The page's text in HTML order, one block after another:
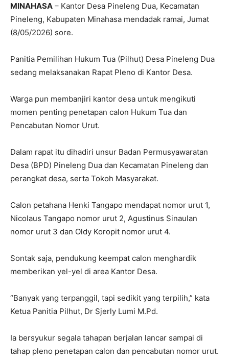
MINAHASA – Kantor Desa Pineleng Dua, Kecamatan
Pineleng, Kabupaten Minahasa mendadak ramai, Jumat
(8/05/2026) sore.
Panitia Pemilihan Hukum Tua (Pilhut) Desa Pineleng Dua
sedang melaksanakan Rapat Pleno di Kantor Desa.
Warga pun membanjiri kantor desa untuk mengikuti
momen penting penetapan calon Hukum Tua dan
Pencabutan Nomor Urut.
Dalam rapat itu dihadiri unsur Badan Permusyawaratan
Desa (BPD) Pineleng Dua dan Kecamatan Pineleng dan
perangkat desa, serta Tokoh Masyarakat.
Calon petahana Henki Tangapo mendapat nomor urut 1,
Nicolaus Tangapo nomor urut 2, Agustinus Sinaulan
nomor urut 3 dan Oldy Koropit nomor urut 4.
Sontak saja, pendukung keempat calon menghardik
memberikan yel-yel di area Kantor Desa.
“Banyak yang terpanggil, tapi sedikit yang terpilih,” kata
Ketua Panitia Pilhut, Dr Sjerly Lumi M.Pd.
Ia bersyukur segala tahapan berjalan lancar sampai di
tahap pleno penetapan calon dan pencabutan nomor urut.